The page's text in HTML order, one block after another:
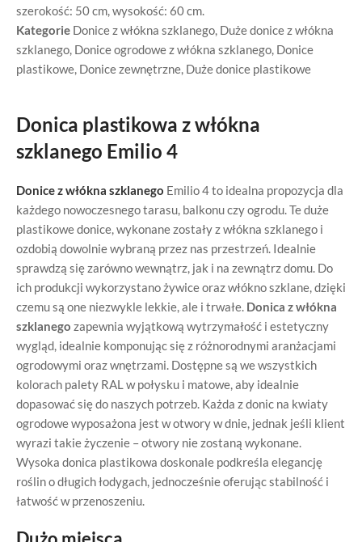
szerokość: 50 cm, wysokość: 60 cm.
Kategorie Donice z włókna szklanego, Duże donice z włókna
szklanego, Donice ogrodowe z włókna szklanego, Donice
plastikowe, Donice zewnętrzne, Duże donice plastikowe
Donica plastikowa z włókna
szklanego Emilio 4
Donice z włókna szklanego Emilio 4 to idealna propozycja dla
każdego nowoczesnego tarasu, balkonu czy ogrodu. Te duże
plastikowe donice, wykonane zostały z włókna szklanego i
ozdobią dowolnie wybraną przez nas przestrzeń. Idealnie
sprawdzą się zarówno wewnątrz, jak i na zewnątrz domu. Do
ich produkcji wykorzystano żywice oraz włókno szklane, dzięki
czemu są one niezwykle lekkie, ale i trwałe. Donica z włókna
szklanego zapewnia wyjątkową wytrzymałość i estetyczny
wygląd, idealnie komponując się z różnorodnymi aranżacjami
ogrodowymi oraz wnętrzami. Dostępne są we wszystkich
kolorach palety RAL w połysku i matowe, aby idealnie
dopasować się do naszych potrzeb. Każda z donic na kwiaty
ogrodowe wyposażona jest w otwory w dnie, jednak jeśli klient
wyrazi takie życzenie – otwory nie zostaną wykonane.
Wysoka donica plastikowa doskonale podkreśla elegancję
roślin o długich łodygach, jednocześnie oferując stabilność i
łatwość w przenoszeniu.